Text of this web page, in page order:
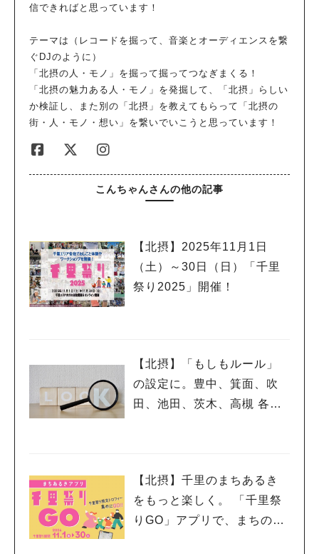
信できればと思っています！
テーマは（レコードを掘って、音楽とオーディエンスを繋
ぐDJのように）
「北摂の人・モノ」を掘って掘ってつなぎまくる！
「北摂の魅力ある人・モノ」を発掘して、「北摂」らしい
か検証し、また別の「北摂」を教えてもらって「北摂の
街・人・モノ・想い」を繋いでいこうと思っています！
こんちゃんさんの他の記事
【北摂】2025年11月1日
（土）～30日（日）「千里
祭り2025」開催！
【北摂】「もしもルール」
の設定に。豊中、箕面、吹
田、池田、茨木、高槻 各市
【北摂】千里のまちあるき
をもっと楽しく。 「千里祭
りGO」アプリで、まちの魅
#今週どこいく？#自然とふれあう #ランチ #カフェ#まとめ
#教えたい／教えて投稿記事 #大阪学院大 商品開発プロジェクト
#あなたはどっち？